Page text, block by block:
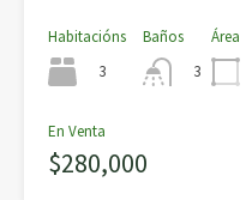
Habitacións
3
Baños
3
Área
En Venta
$280,000